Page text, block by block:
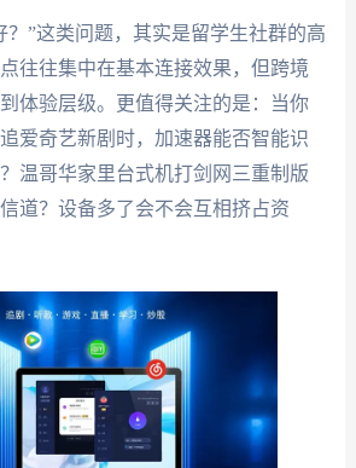
？”这类问题，其实是留学生社群的高
往往集中在基本连接效果，但跨境
体验层级。更值得关注的是：当你
爱奇艺新剧时，加速器能否智能识
温哥华家里台式机打剑网三重制版
道？设备多了会不会互相挤占资